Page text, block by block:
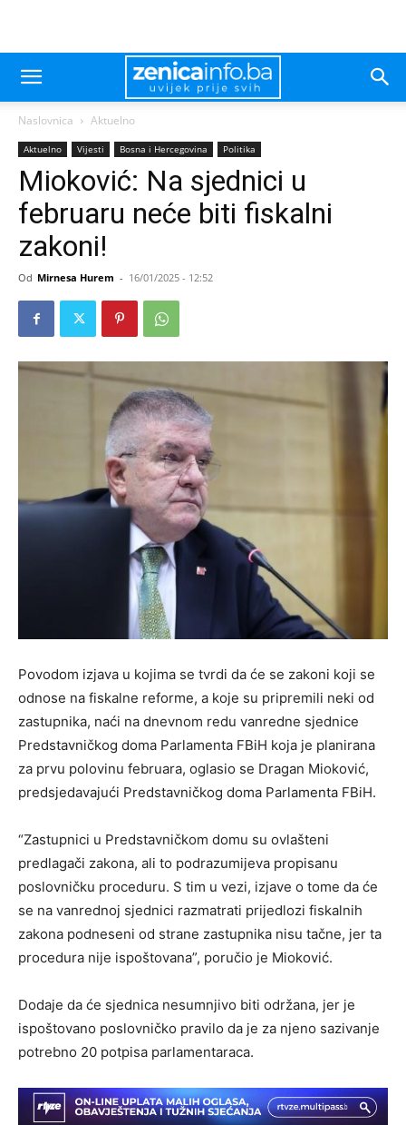
Naslovnica Aktuelno
Aktuelno Vijesti Bosna i Hercegovina Politika
Mioković: Na sjednici u
februaru neće biti fiskalni
zakoni!
Od Mirnesa Hurem - 16/01/2025 - 12:52
Povodom izjava u kojima se tvrdi da će se zakoni koji se
odnose na fiskalne reforme, a koje su pripremili neki od
zastupnika, naći na dnevnom redu vanredne sjednice
Predstavničkog doma Parlamenta FBiH koja je planirana
za prvu polovinu februara, oglasio se Dragan Mioković,
predsjedavajući Predstavničkog doma Parlamenta FBiH.
“Zastupnici u Predstavničkom domu su ovlašteni
predlagači zakona, ali to podrazumijeva propisanu
poslovničku proceduru. S tim u vezi, izjave o tome da će
se na vanrednoj sjednici razmatrati prijedlozi fiskalnih
zakona podneseni od strane zastupnika nisu tačne, jer ta
procedura nije ispoštovana”, poručio je Mioković.
Dodaje da će sjednica nesumnjivo biti održana, jer je
ispoštovano poslovničko pravilo da je za njeno sazivanje
potrebno 20 potpisa parlamentaraca.